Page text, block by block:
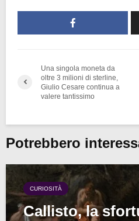
Una singola moneta da
oltre 3 milioni di sterline,
Giulio Cesare continua a
valere tantissimo
Potrebbero
CURIOSITÀ
Callisto, la